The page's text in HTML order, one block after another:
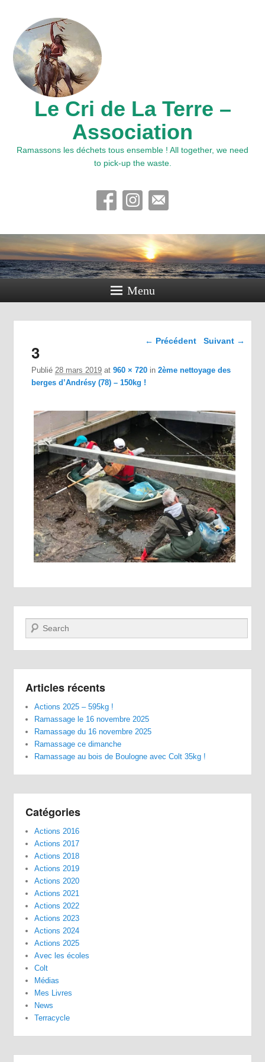
Le Cri de La Terre –
Association
Ramassons les déchets tous ensemble ! All together, we need
to pick-up the waste.
Menu
Navigation dans les
← Précédent Suivant →
3
Publié28 mars 2019 at960 × 720 in2ème nettoyage des
berges d’Andrésy (78) – 150kg !
Recherche
Articles récents
Actions 2025 – 595kg !
Ramassage le 16 novembre 2025
Ramassage du 16 novembre 2025
Ramassage ce dimanche
Ramassage au bois de Boulogne avec Colt 35kg !
Catégories
Actions 2016
Actions 2017
Actions 2018
Actions 2019
Actions 2020
Actions 2021
Actions 2022
Actions 2023
Actions 2024
Actions 2025
Avec les écoles
Colt
Médias
Mes Livres
News
Terracycle